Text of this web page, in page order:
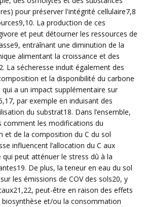
pour préserver l'intégrité cellulaire7,8
La production de ces
et peut détourner les ressources de
entraînant une diminution de la
alimentant la croissance et des
La sécheresse induit également des
et la disponibilité du carbone
a un impact supplémentaire sur
par exemple en induisant des
du substrat18. Dans l’ensemble,
comment les modifications du
et de la composition du C du sol
influencent l’allocation du C aux
peut atténuer le stress dû à la
De plus, la teneur en eau du sol
les émissions de COV des sols20, y
peut-être en raison des effets
biosynthèse et/ou la consommation